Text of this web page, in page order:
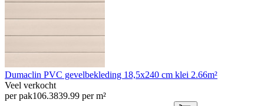
Dumaclin PVC gevelbekleding 18,5x240 cm klei 2.66m²
Veel verkocht
per pak106.3839.99 per m²